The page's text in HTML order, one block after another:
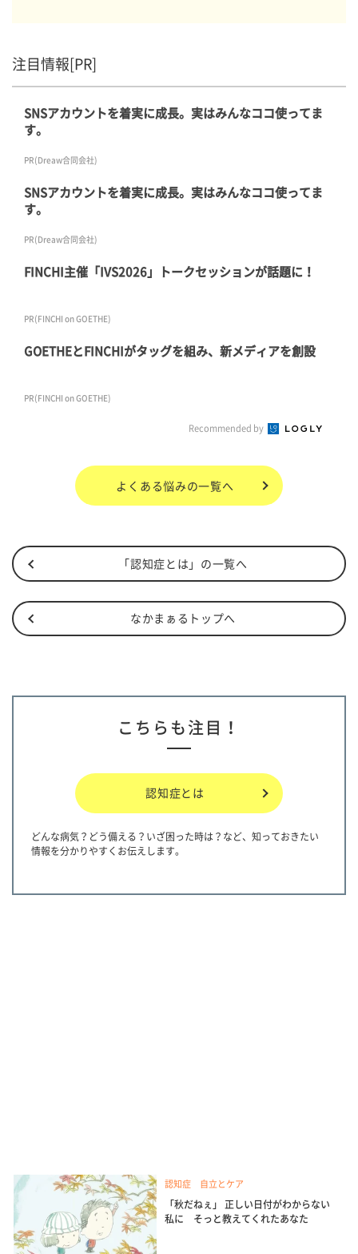
注目情報[PR]
SNSアカウントを着実に成長。実はみんなココ使ってま
す。
PR(Dreaw合同会社)
SNSアカウントを着実に成長。実はみんなココ使ってま
す。
PR(Dreaw合同会社)
FINCHI主催「IVS2026」トークセッションが話題に！
PR(FINCHI on GOETHE)
GOETHEとFINCHIがタッグを組み、新メディアを創設
PR(FINCHI on GOETHE)
Recommended by
よくある悩みの一覧へ
「認知症とは」の一覧へ
なかまぁるトップへ
こちらも注目！
認知症とは
どんな病気？どう備える？いざ困った時は？など、知っておきたい
情報を分かりやすくお伝えします。
認知症 自立とケア
「秋だねぇ」 正しい日付がわからない
私に そっと教えてくれたあなた